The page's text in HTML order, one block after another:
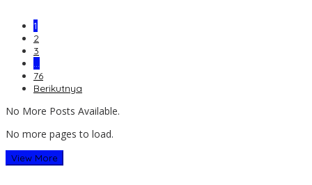
1
2
3
…
76
Berikutnya
No More Posts Available.
No more pages to load.
View More